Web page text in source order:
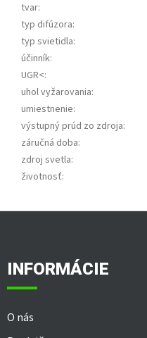
tvar:
typ difúzora:
typ svietidla:
účinník:
UGR<:
uhol vyžarovania:
umiestnenie:
výstupný prúd zo zdroja:
záručná doba:
zdroj svetla:
životnosť:
INFORMÁCIE
O nás